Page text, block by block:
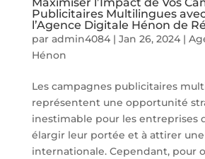
Publicitaires Multilingues
l’Agence Digitale Hénon de
par admin4084| Jan 26, 2024|
Hénon
Les campagnes publicitaires
représentent une opportunité
inestimable pour les entreprises
élargir leur portée et à attirer
internationale. Cependant, pour